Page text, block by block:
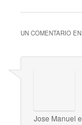
UN COMENTARIO
Jose Manuel